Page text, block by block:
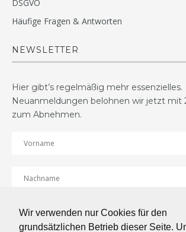
Wir verwenden nur Cookies für den
grundsätzlichen Betrieb dieser Seite.
DSGVO
Häufige Fragen & Antworten
NEWSLETTER
Hier gibt’s regelmäßig mehr essenzielles.
Neuanmeldungen belohnen wir jetzt mit
zum Abnehmen.